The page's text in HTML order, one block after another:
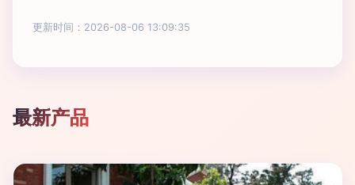
更新时间：2026-08-06 13:09:35
最新产品